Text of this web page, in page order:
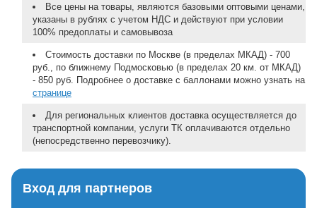
Все цены на товары, являются базовыми оптовыми ценами,
указаны в рублях с учетом НДС и действуют при условии
100% предоплаты и самовывоза
Стоимость доставки по Москве (в пределах МКАД) - 700
руб., по ближнему Подмосковью (в пределах 20 км. от МКАД)
- 850 руб. Подробнее о доставке с баллонами можно узнать на
странице
Для региональных клиентов доставка осуществляется до
транспортной компании, услуги ТК оплачиваются отдельно
(непосредственно перевозчику).
Вход для партнеров